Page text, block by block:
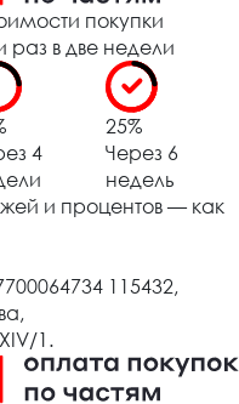
покупки
в две недели
4
25%
Через 6
недель
и процентов — как
115432,
1.